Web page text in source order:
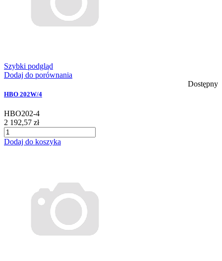
Szybki podgląd
Dodaj do porównania
Dostępny
HBO 202W/4
HBO202-4
2 192,57 zł
Dodaj do koszyka